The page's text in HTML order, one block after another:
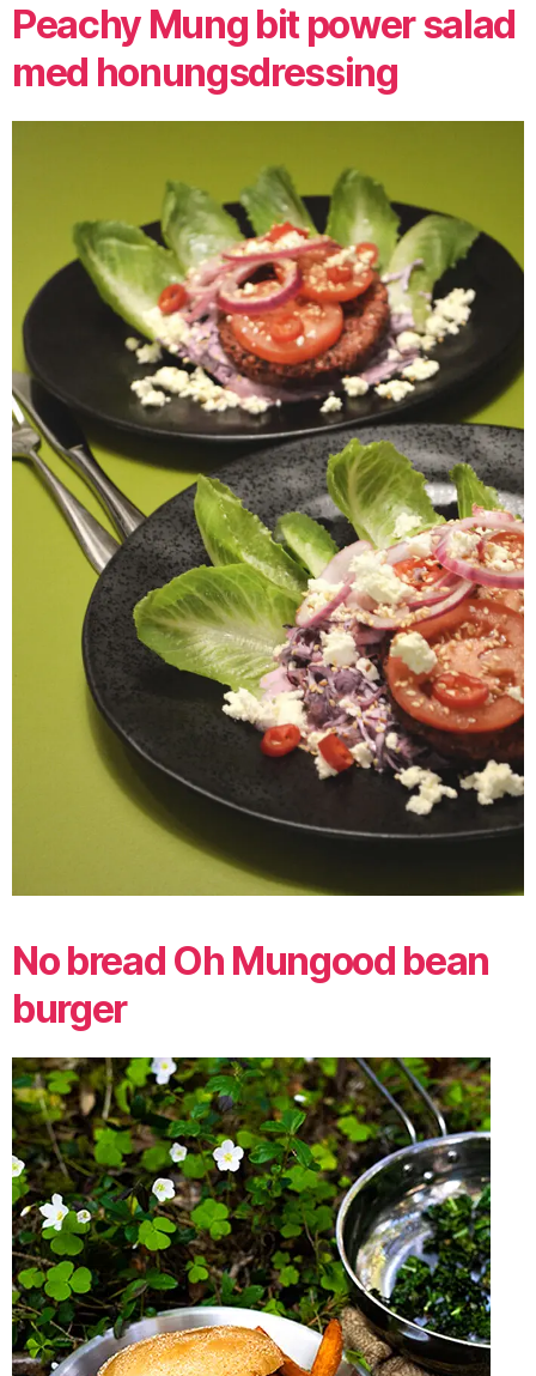
Peachy Mung bit power salad
med honungsdressing
No bread Oh Mungood bean
burger